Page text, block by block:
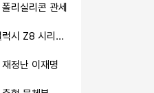
리실리콘 관세
럭시 Z8 시리즈 갤럭시 Z 폴드8 시리
정난 이재명